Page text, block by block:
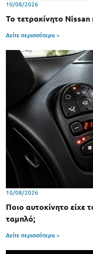
10/08/2026
Το τετρακίνητο Nissan
Δείτε περισσότερα >
10/08/2026
Ποιο αυτοκίνητο είχε
ταμπλό;
Δείτε περισσότερα >